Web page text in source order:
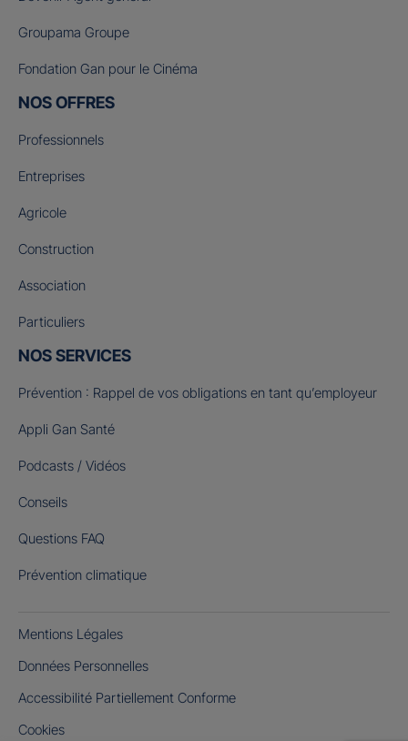
Groupama Groupe
Fondation Gan pour le Cinéma
NOS OFFRES
Professionnels
Entreprises
Agricole
Construction
Association
Particuliers
NOS SERVICES
Prévention : Rappel de vos obligations en tant qu’employeur
Appli Gan Santé
Podcasts / Vidéos
Conseils
Questions FAQ
Prévention climatique
Mentions Légales
Données Personnelles
Accessibilité Partiellement Conforme
Cookies